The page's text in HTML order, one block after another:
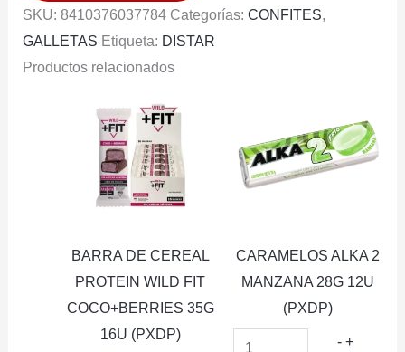
SKU: 8410376037784 Categorías: CONFITES,
GALLETAS Etiqueta: DISTAR
Productos relacionados
BARRA DE CEREAL
PROTEIN WILD FIT
COCO+BERRIES 35G
16U (PXDP)
CARAMELOS ALKA 2
MANZANA 28G 12U
(PXDP)
- +